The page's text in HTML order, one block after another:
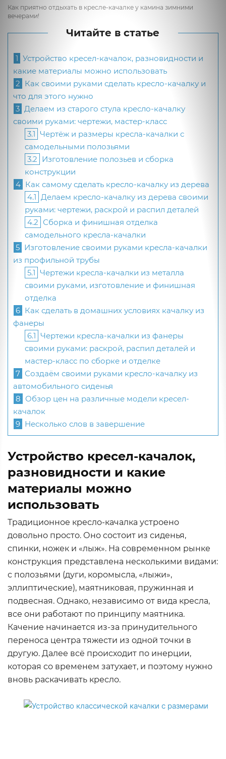
Как приятно отдыхать в кресле-качалке у камина зимними
вечерами!
Читайте в статье
1 Устройство кресел-качалок, разновидности и
какие материалы можно использовать
2 Как своими руками сделать кресло-качалку и
что для этого нужно
3 Делаем из старого стула кресло-качалку
своими руками: чертежи, мастер-класс
3.1 Чертёж и размеры кресла-качалки с
самодельными полозьями
3.2 Изготовление полозьев и сборка
конструкции
4 Как самому сделать кресло-качалку из дерева
4.1 Делаем кресло-качалку из дерева своими
руками: чертежи, раскрой и распил деталей
4.2 Сборка и финишная отделка
самодельного кресла-качалки
5 Изготовление своими руками кресла-качалки
из профильной трубы
5.1 Чертежи кресла-качалки из металла
своими руками, изготовление и финишная
отделка
6 Как сделать в домашних условиях качалку из
фанеры
6.1 Чертежи кресла-качалки из фанеры
своими руками: раскрой, распил деталей и
мастер-класс по сборке и отделке
7 Создаём своими руками кресло-качалку из
автомобильного сиденья
8 Обзор цен на различные модели кресел-
качалок
9 Несколько слов в завершение
Устройство кресел-качалок,
разновидности и какие
материалы можно
использовать
Традиционное кресло-качалка устроено
довольно просто. Оно состоит из сиденья,
спинки, ножек и «лыж». На современном рынке
конструкция представлена несколькими видами:
с полозьями (дуги, коромысла, «лыжи»,
эллиптические), маятниковая, пружинная и
подвесная. Однако, независимо от вида кресла,
все они работают по принципу маятника.
Качение начинается из-за принудительного
переноса центра тяжести из одной точки в
другую. Далее всё происходит по инерции,
которая со временем затухает, и поэтому нужно
вновь раскачивать кресло.